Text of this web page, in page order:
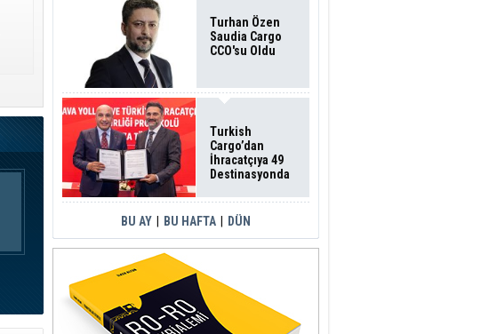
Turhan Özen
Saudia Cargo
CCO'su Oldu
Turkish
Cargo’dan
İhracatçıya 49
Destinasyonda
BU AY BU HAFTA DÜN